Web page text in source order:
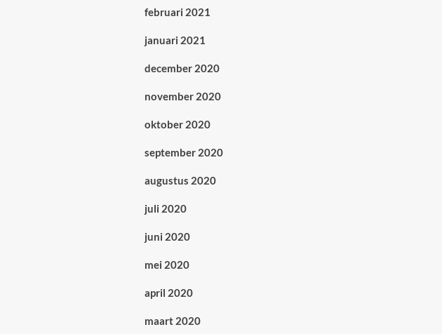
februari 2021
januari 2021
december 2020
november 2020
oktober 2020
september 2020
augustus 2020
juli 2020
juni 2020
mei 2020
april 2020
maart 2020